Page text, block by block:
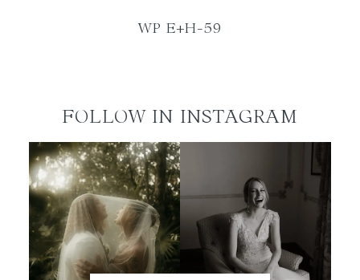
WP E+H-59
FOLLOW IN INSTAGRAM